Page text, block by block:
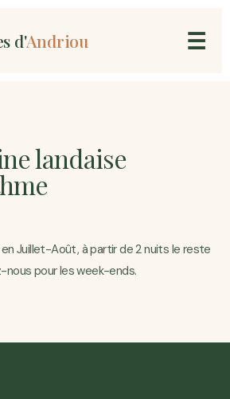
d'Andriou ☰
landaise
Juillet-Août, à partir de 2 nuits le reste
nous pour les week-ends.